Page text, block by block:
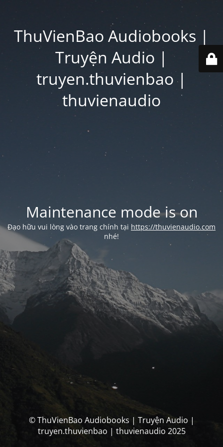
ThuVienBao Audiobooks |
Truyện Audio |
truyen.thuvienbao |
thuvienaudio
Maintenance mode is on
Đạo hữu vui lòng vào trang chính tại https://thuvienaudio.com
nhé!
© ThuVienBao Audiobooks | Truyện Audio |
truyen.thuvienbao | thuvienaudio 2025